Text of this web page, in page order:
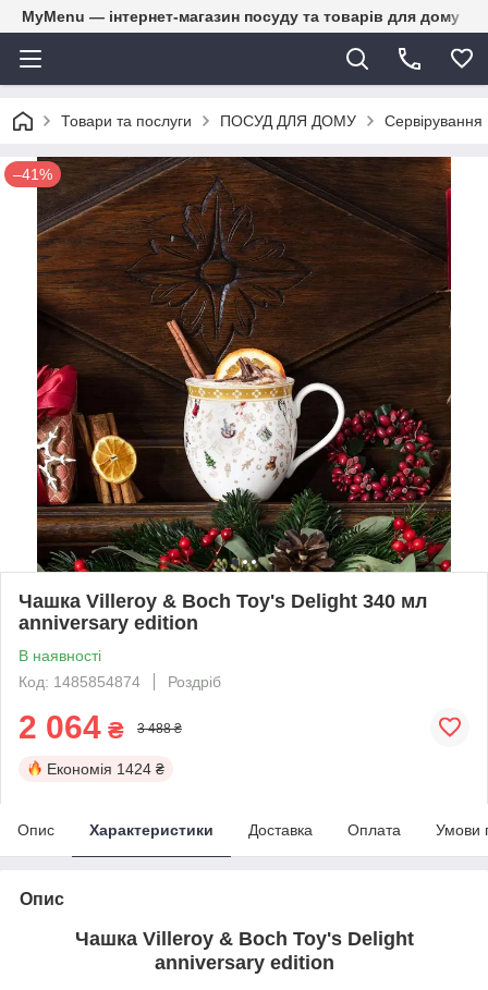
MyMenu — інтернет-магазин посуду та товарів для дому
Товари та послуги ПОСУД ДЛЯ ДОМУ Сервірування
–41%
Чашка Villeroy & Boch Toy's Delight 340 мл
аnniversary edition
В наявності
Код: 1485854874
Роздріб
2 064 ₴ 3 488 ₴
Економія 1424 ₴
Опис Характеристики Доставка Оплата Умови
Опис
Чашка Villeroy & Boch Toy's Delight
аnniversary edition